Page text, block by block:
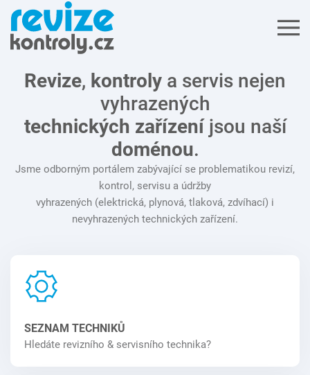
Revize, kontroly a servis nejen
vyhrazených
technických zařízeníjsou naší
doménou.
Jsme odborným portálem zabývající se problematikou revizí,
kontrol, servisu a údržby
vyhrazených (elektrická, plynová, tlaková, zdvíhací) i
nevyhrazených technických zařízení.
SEZNAM TECHNIKŮ
Hledáte revizního & servisního technika?